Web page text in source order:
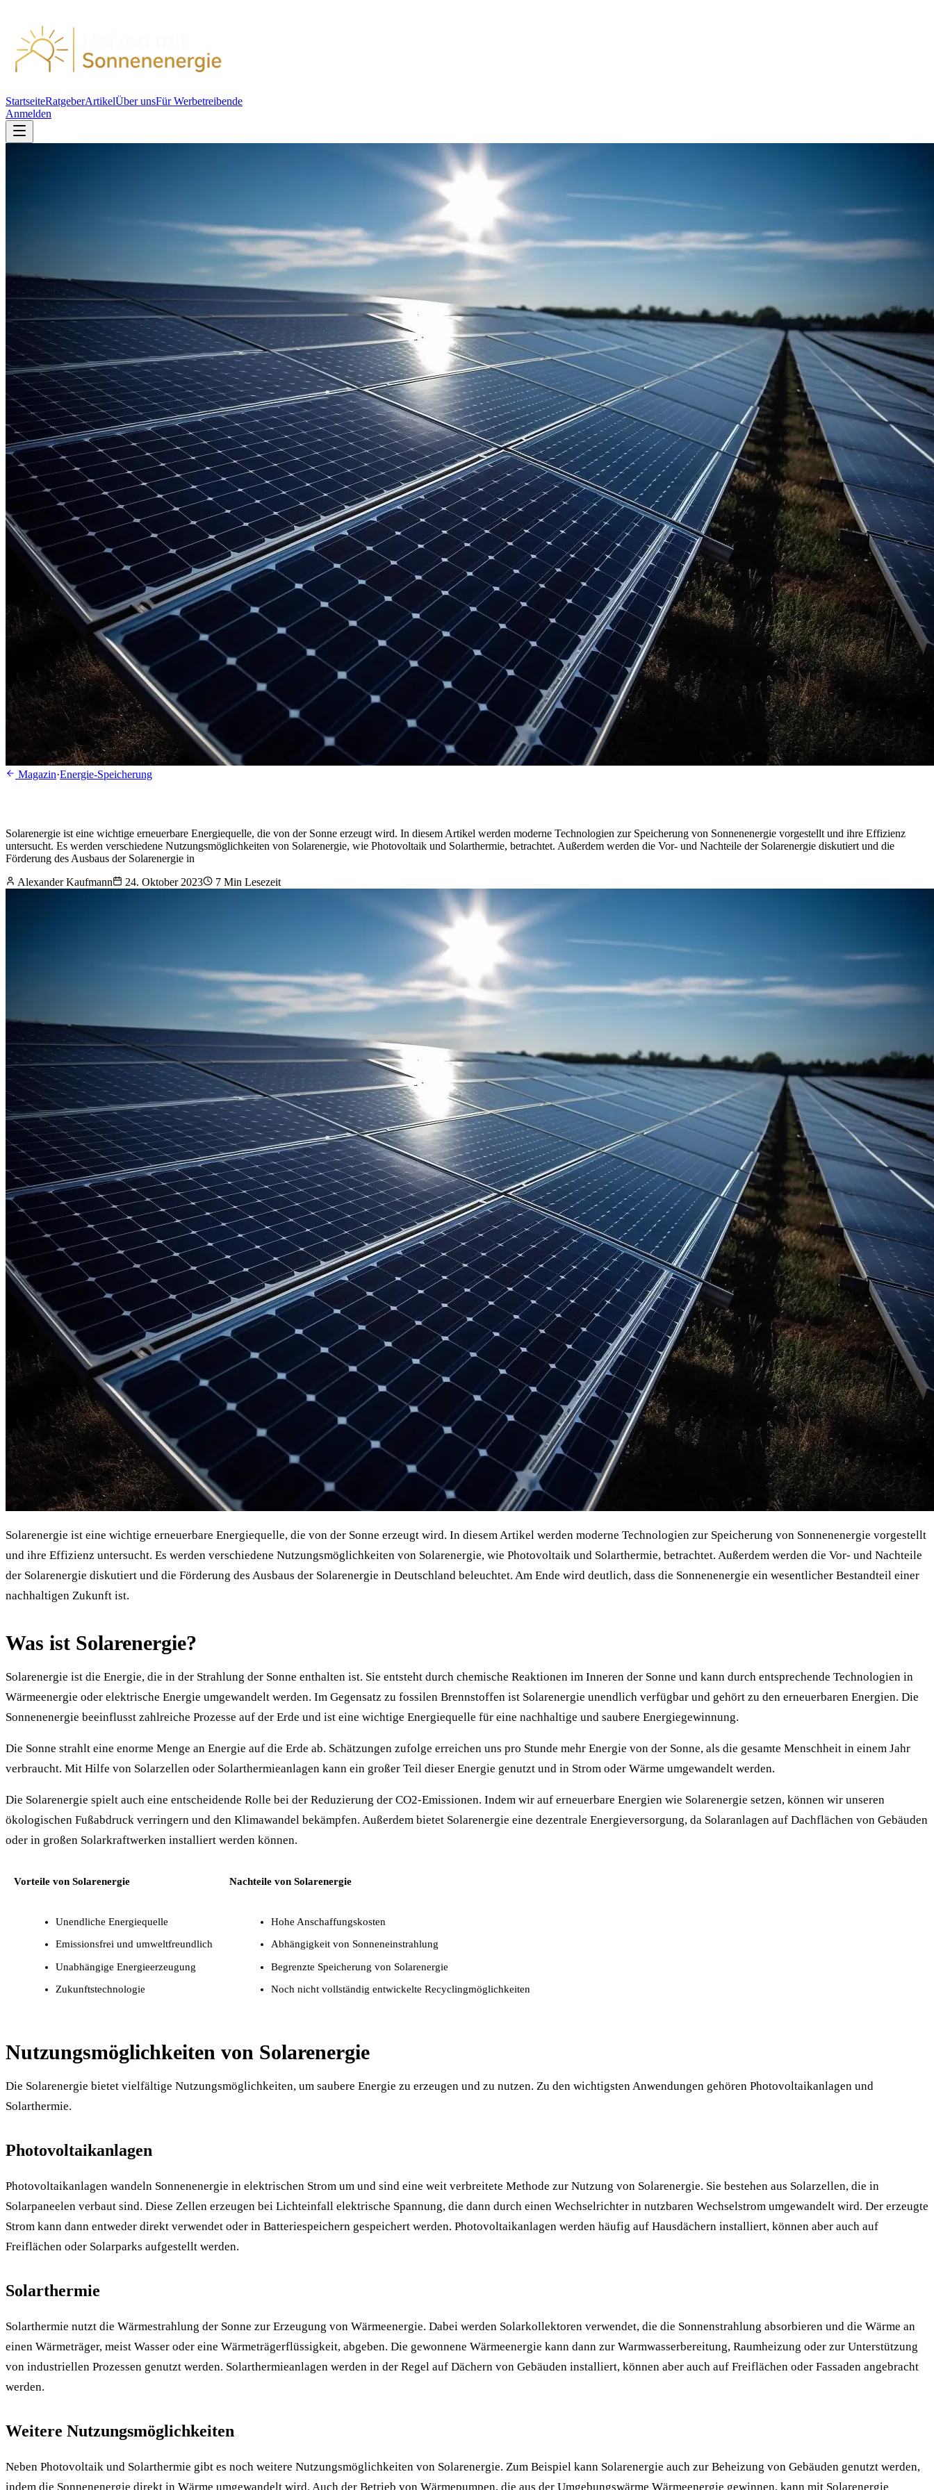
StartseiteRatgeberArtikelÜber unsFür Werbetreibende
Anmelden
Magazin·Energie-Speicherung
Solarenergie ist eine wichtige erneuerbare Energiequelle, die von der Sonne erzeugt wird. In diesem Artikel werden moderne Technologien zur Speicherung von Sonnenenergie vorgestellt und ihre Effizienz
untersucht. Es werden verschiedene Nutzungsmöglichkeiten von Solarenergie, wie Photovoltaik und Solarthermie, betrachtet. Außerdem werden die Vor- und Nachteile der Solarenergie diskutiert und die
Förderung des Ausbaus der Solarenergie in
Alexander Kaufmann
24. Oktober 2023 7 Min Lesezeit
Solarenergie ist eine wichtige erneuerbare Energiequelle, die von der Sonne erzeugt wird. In diesem Artikel werden moderne Technologien zur Speicherung von Sonnenenergie vorgestellt
und ihre Effizienz untersucht. Es werden verschiedene Nutzungsmöglichkeiten von Solarenergie, wie Photovoltaik und Solarthermie, betrachtet. Außerdem werden die Vor- und Nachteile
der Solarenergie diskutiert und die Förderung des Ausbaus der Solarenergie in Deutschland beleuchtet. Am Ende wird deutlich, dass die Sonnenenergie ein wesentlicher Bestandteil einer
nachhaltigen Zukunft ist.
Was ist Solarenergie?
Solarenergie ist die Energie, die in der Strahlung der Sonne enthalten ist. Sie entsteht durch chemische Reaktionen im Inneren der Sonne und kann durch entsprechende Technologien in
Wärmeenergie oder elektrische Energie umgewandelt werden. Im Gegensatz zu fossilen Brennstoffen ist Solarenergie unendlich verfügbar und gehört zu den erneuerbaren Energien. Die
Sonnenenergie beeinflusst zahlreiche Prozesse auf der Erde und ist eine wichtige Energiequelle für eine nachhaltige und saubere Energiegewinnung.
Die Sonne strahlt eine enorme Menge an Energie auf die Erde ab. Schätzungen zufolge erreichen uns pro Stunde mehr Energie von der Sonne, als die gesamte Menschheit in einem Jahr
verbraucht. Mit Hilfe von Solarzellen oder Solarthermieanlagen kann ein großer Teil dieser Energie genutzt und in Strom oder Wärme umgewandelt werden.
Die Solarenergie spielt auch eine entscheidende Rolle bei der Reduzierung der CO2-Emissionen. Indem wir auf erneuerbare Energien wie Solarenergie setzen, können wir unseren
ökologischen Fußabdruck verringern und den Klimawandel bekämpfen. Außerdem bietet Solarenergie eine dezentrale Energieversorgung, da Solaranlagen auf Dachflächen von Gebäuden
oder in großen Solarkraftwerken installiert werden können.
Vorteile von Solarenergie Nachteile von Solarenergie
Unendliche Energiequelle
Emissionsfrei und umweltfreundlich
Unabhängige Energieerzeugung
Zukunftstechnologie
Hohe Anschaffungskosten
Abhängigkeit von Sonneneinstrahlung
Begrenzte Speicherung von Solarenergie
Noch nicht vollständig entwickelte Recyclingmöglichkeiten
Nutzungsmöglichkeiten von Solarenergie
Die Solarenergie bietet vielfältige Nutzungsmöglichkeiten, um saubere Energie zu erzeugen und zu nutzen. Zu den wichtigsten Anwendungen gehören Photovoltaikanlagen und
Solarthermie.
Photovoltaikanlagen
Photovoltaikanlagen wandeln Sonnenenergie in elektrischen Strom um und sind eine weit verbreitete Methode zur Nutzung von Solarenergie. Sie bestehen aus Solarzellen, die in
Solarpaneelen verbaut sind. Diese Zellen erzeugen bei Lichteinfall elektrische Spannung, die dann durch einen Wechselrichter in nutzbaren Wechselstrom umgewandelt wird. Der erzeugte
Strom kann dann entweder direkt verwendet oder in Batteriespeichern gespeichert werden. Photovoltaikanlagen werden häufig auf Hausdächern installiert, können aber auch auf
Freiflächen oder Solarparks aufgestellt werden.
Solarthermie
Solarthermie nutzt die Wärmestrahlung der Sonne zur Erzeugung von Wärmeenergie. Dabei werden Solarkollektoren verwendet, die die Sonnenstrahlung absorbieren und die Wärme an
einen Wärmeträger, meist Wasser oder eine Wärmeträgerflüssigkeit, abgeben. Die gewonnene Wärmeenergie kann dann zur Warmwasserbereitung, Raumheizung oder zur Unterstützung
von industriellen Prozessen genutzt werden. Solarthermieanlagen werden in der Regel auf Dächern von Gebäuden installiert, können aber auch auf Freiflächen oder Fassaden angebracht
werden.
Weitere Nutzungsmöglichkeiten
Neben Photovoltaik und Solarthermie gibt es noch weitere Nutzungsmöglichkeiten von Solarenergie. Zum Beispiel kann Solarenergie auch zur Beheizung von Gebäuden genutzt werden,
indem die Sonnenenergie direkt in Wärme umgewandelt wird. Auch der Betrieb von Wärmepumpen, die aus der Umgebungswärme Wärmeenergie gewinnen, kann mit Solarenergie